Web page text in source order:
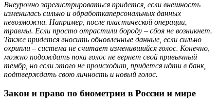
Внеурочно зарегистрироваться придется, если внешность
изменилась сильно и обработкаперсональных данных
невозможна. Например, после пластической операции,
травмы. Если просто отрастили бороду – сбоя не возникнет.
Также придется вносить обновленные данные, если сильно
охрипли – система не считает изменившийся голос. Конечно,
можно подождать пока голос не вернет свой привычный
тембр, но если этого не происходит, придется идти в банк,
подтверждать свою личность и новый голос.
Закон и право по биометрии в России и мире